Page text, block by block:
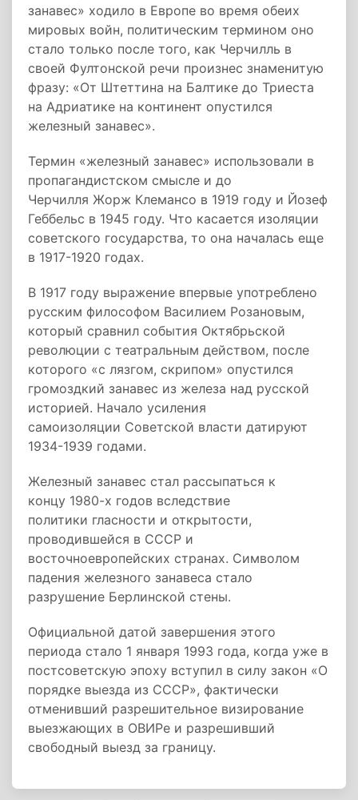
занавес» ходило в Европе во время обеих
мировых войн, политическим термином оно
стало только после того, как Черчилль в
своей Фултонской речи произнес знаменитую
фразу: «От Штеттина на Балтике до Триеста
на Адриатике на континент опустился
железный занавес».
Термин «железный занавес» использовали в
пропагандистском смысле и до
Черчилля Жорж Клемансо в 1919 году и Йозеф
Геббельс в 1945 году. Что касается изоляции
советского государства, то она началась еще
в 1917-1920 годах.
В 1917 году выражение впервые употреблено
русским философом Василием Розановым,
который сравнил события Октябрьской
революции с театральным действом, после
которого «с лязгом, скрипом» опустился
громоздкий занавес из железа над русской
историей. Начало усиления
самоизоляции Советской власти датируют
1934-1939 годами.
Железный занавес стал рассыпаться к
концу 1980-х годов вследствие
политики гласности и открытости,
проводившейся в СССР и
восточноевропейских странах. Символом
падения железного занавеса стало
разрушение Берлинской стены.
Официальной датой завершения этого
периода стало 1 января 1993 года, когда уже в
постсоветскую эпоху вступил в силу закон «О
порядке выезда из СССР», фактически
отменивший разрешительное визирование
выезжающих в ОВИРе и разрешивший
свободный выезд за границу.